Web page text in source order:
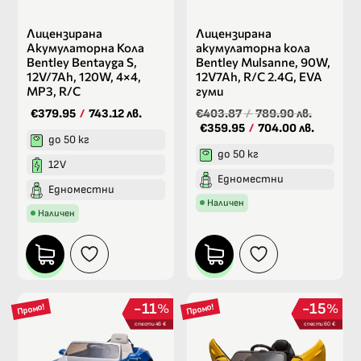
Лицензирана
Акумулаторна Кола
Bentley Bentayga S,
12V/7Ah, 120W, 4×4,
MP3, R/C
€379.95 / 743.12 лв.
до 50 кг
12V
Едноместни
Наличен
Лицензирана
акумулаторна кола
Bentley Mulsanne, 90W,
12V7Ah, R/C 2.4G, EVA
гуми
€403.87/789.90 лв.
€359.95 / 704.00 лв.
до 50 кг
Едноместни
Наличен
Промо! %
11
спести 46 €
Промо! %
15
спести 60 €